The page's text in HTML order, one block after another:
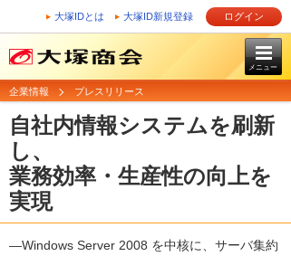
大塚IDとは 大塚ID新規登録 ログイン
メニュー
企業情報 プレスリリース
自社内情報システムを刷新
し、
業務効率・生産性の向上を
実現
―Windows Server 2008 を中核に、サーバ集約